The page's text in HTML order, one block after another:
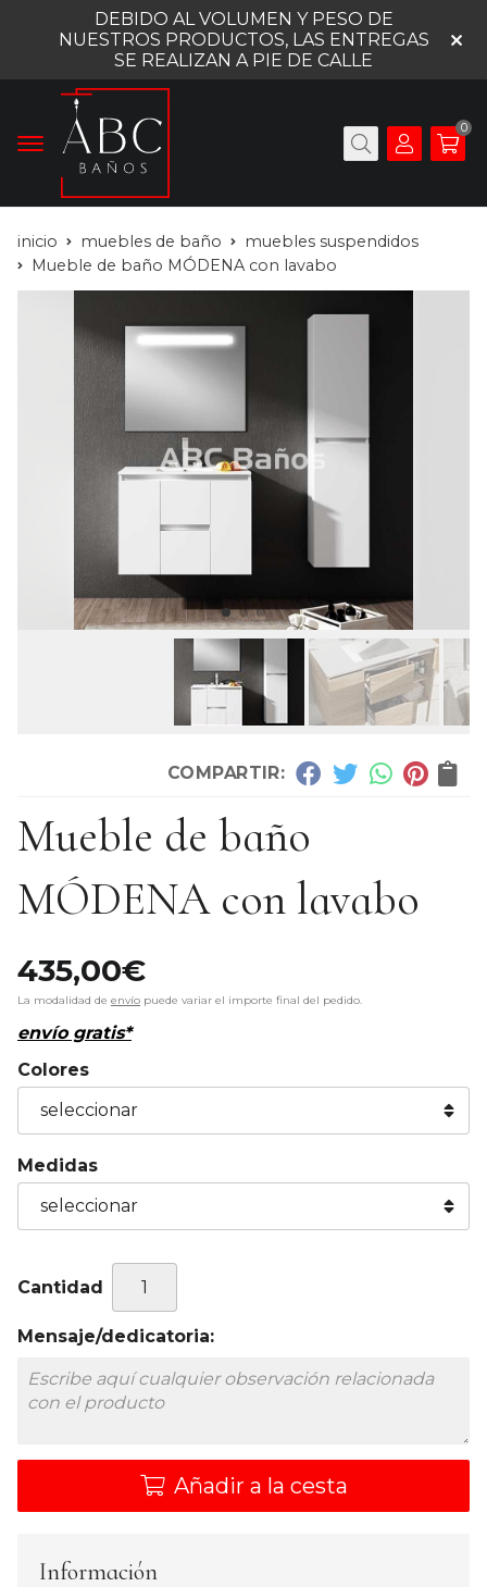
DEBIDO AL VOLUMEN Y PESO DE
NUESTROS PRODUCTOS, LAS ENTREGAS
SE REALIZAN A PIE DE CALLE
0
inicio muebles de baño
muebles suspendidos
Mueble de baño MÓDENA con lavabo
COMPARTIR:
Mueble de baño
MÓDENA con lavabo
435,00€
La modalidad de envío puede variar el importe final del pedido.
envío gratis*
Colores
Medidas
Cantidad
Mensaje/dedicatoria:
Añadir a la cesta
Información